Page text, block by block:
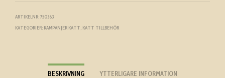
L
T
ARTIKELNR:750363
KATEGORIER: KAMPANJER KATT, KATT TILLBEHÖR
BESKRIVNING YTTERLIGARE INFORMATION